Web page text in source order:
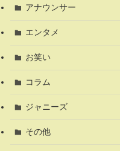
アナウンサー
エンタメ
お笑い
コラム
ジャニーズ
その他